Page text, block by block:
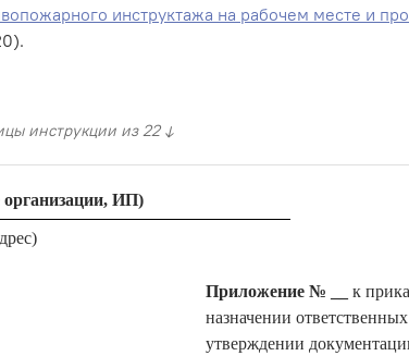
инструктажа на рабочем месте и
инструкции из 22 ↓
ИП)
Приложение № __
к
назначении
утверждении